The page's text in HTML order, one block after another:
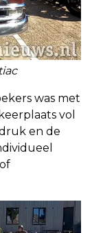
was met
vol
en de